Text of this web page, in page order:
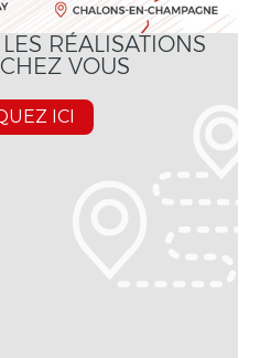
RÉALISATIONS
VOUS
ICI